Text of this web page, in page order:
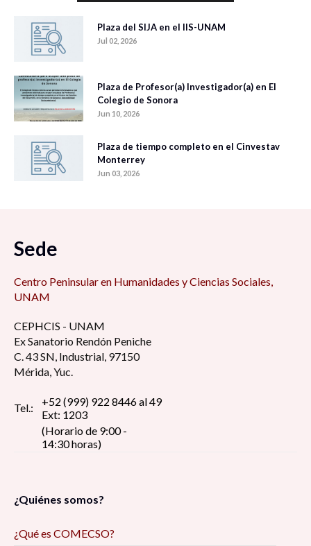
Plaza del SIJA en el IIS-UNAM
Jul 02, 2026
Plaza de Profesor(a) Investigador(a) en El
Colegio de Sonora
Jun 10, 2026
Plaza de tiempo completo en el Cinvestav
Monterrey
Jun 03, 2026
Sede
Centro Peninsular en Humanidades y Ciencias Sociales,
UNAM
CEPHCIS - UNAM
Ex Sanatorio Rendón Peniche
C. 43 SN, Industrial, 97150
Mérida, Yuc.
Tel.:
+52 (999) 922 8446 al 49
Ext: 1203
(Horario de 9:00 -
14:30 horas)
¿Quiénes somos?
¿Qué es COMECSO?